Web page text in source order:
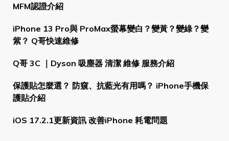
MFM認證介紹
iPhone 13 Pro與 ProMax螢幕變白？變黃？變綠？變
紫？ Q哥快速維修
Q哥 3C ｜Dyson 吸塵器 清潔 維修 服務介紹
保護貼怎麼選？ 防窺、抗藍光有用嗎？ iPhone手機保
護貼介紹
iOS 17.2.1更新資訊 改善iPhone 耗電問題